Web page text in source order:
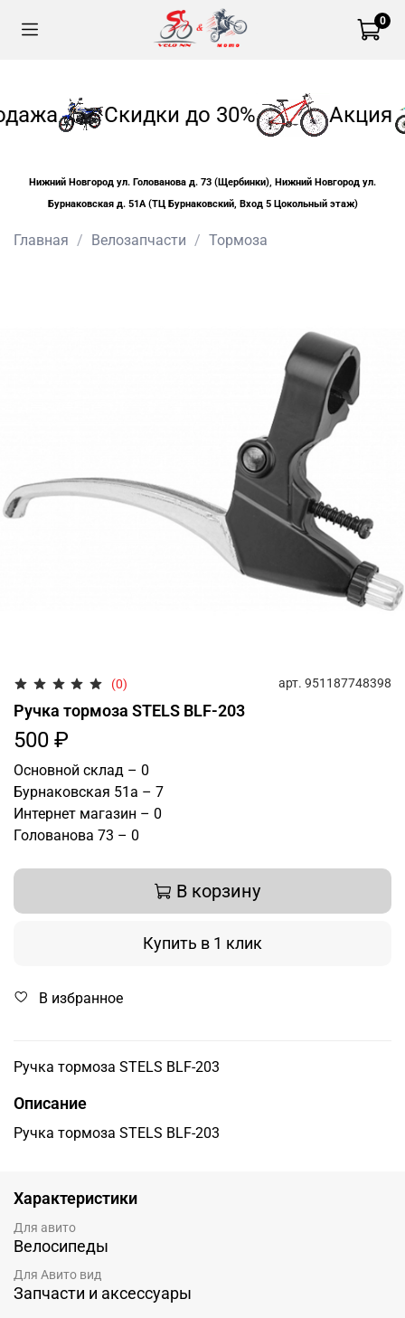
0
Скидки до 30% Акция
Нижний Новгород ул. Голованова д. 73 (Щербинки), Нижний Новгород ул.
Бурнаковская д. 51А (ТЦ Бурнаковский, Вход 5 Цокольный этаж)
Главная Велозапчасти Тормоза
(0) арт. 951187748398
Ручка тормоза STELS BLF-203
500 ₽
Основной склад – 0
Бурнаковская 51а – 7
Интернет магазин – 0
Голованова 73 – 0
В корзину
Купить в 1 клик
В избранное
Ручка тормоза STELS BLF-203
Описание
Ручка тормоза STELS BLF-203
Характеристики
Для авито
Велосипеды
Для Авито вид
Запчасти и аксессуары